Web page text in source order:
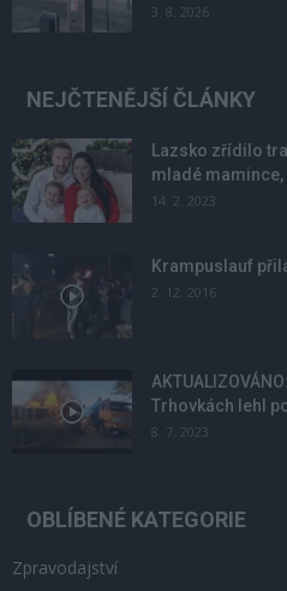
3. 8. 2026
NEJČTENĚJŠÍ ČLÁNKY
Lazsko zřídilo
mladé
14. 2. 2023
Krampuslauf
2. 12. 2016
Trhovkách lehl
8. 7. 2023
OBLÍBENÉ KATEGORIE
Zpravodajství